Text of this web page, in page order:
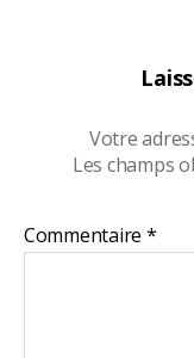
Votre
Les champs
Commentaire *